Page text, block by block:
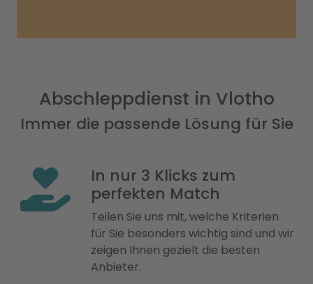
Abschleppdienst in Vlotho
Immer die passende Lösung für Sie
In nur 3 Klicks zum
perfekten Match
Teilen Sie uns mit, welche Kriterien
für Sie besonders wichtig sind und wir
zeigen Ihnen gezielt die besten
Anbieter.